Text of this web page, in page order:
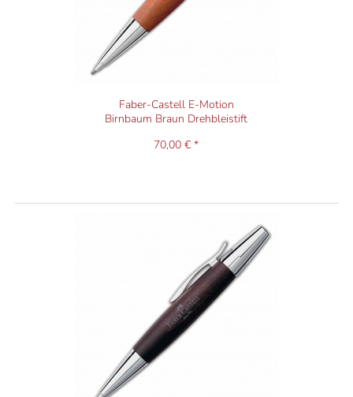
Alle drei Faktoren sind das Ergebnis unserer langjährigen
Erfahrung mit Schreibgeräten.
Faber-Castell E-Motion
Birnbaum Braun Drehbleistift
70,00 € *